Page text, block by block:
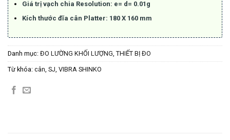
Giá trị vạch chia Resolution: e= d= 0.01g
Kích thước đĩa cân Platter: 180 X 160 mm
Danh mục: ĐO LƯỜNG KHỐI LƯỢNG THIẾT BỊ ĐO
Từ khóa: cân SJ VIBRA SHINKO